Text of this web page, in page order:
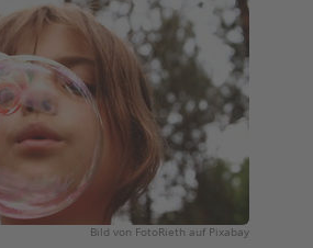
Bild von FotoRieth auf Pixabay